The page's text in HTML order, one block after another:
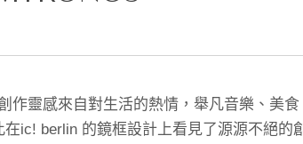
作靈感來自對生活的熱情，舉凡音樂、美
ic! berlin 的鏡框設計上看見了源源不絕的